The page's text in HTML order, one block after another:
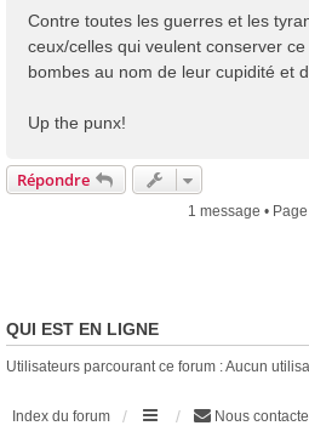
Contre toutes les guerres et les
ceux/celles qui veulent conserver
bombes au nom de leur cupidité et
Up the punx!
Répondre
1 message • Page
QUI EST EN LIGNE
Utilisateurs parcourant ce forum : Aucun
Index du forum Nous